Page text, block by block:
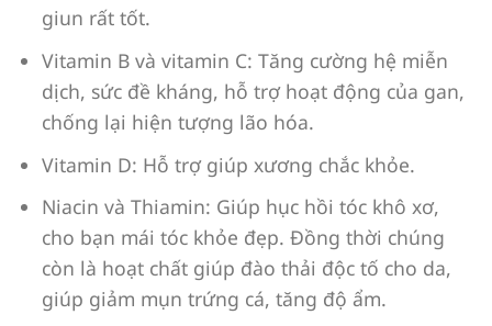
giun rất tốt.
Vitamin B và vitamin C: Tăng cường hệ miễn
dịch, sức đề kháng, hỗ trợ hoạt động của gan,
chống lại hiện tượng lão hóa.
Vitamin D: Hỗ trợ giúp xương chắc khỏe.
Niacin và Thiamin: Giúp hục hồi tóc khô xơ,
cho bạn mái tóc khỏe đẹp. Đồng thời chúng
còn là hoạt chất giúp đào thải độc tố cho da,
giúp giảm mụn trứng cá, tăng độ ẩm.